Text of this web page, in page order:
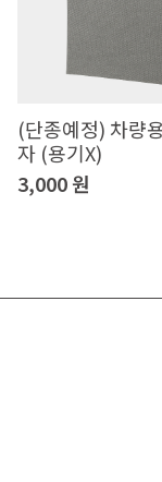
(단종예정) 차량
자 (용기X)
3,000 원